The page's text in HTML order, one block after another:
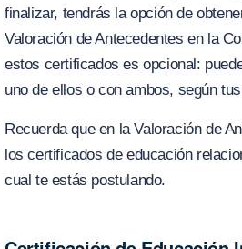
finalizar, tendrás la opción de
Valoración de Antecedentes en la
estos certificados es opcional:
uno de ellos o con ambos, según
Recuerda que en la Valoración de
los certificados de educación
cual te estás postulando.